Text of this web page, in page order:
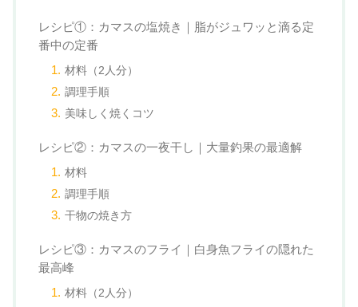
レシピ①：カマスの塩焼き｜脂がジュワッと滴る定
番中の定番
材料（2人分）
調理手順
美味しく焼くコツ
レシピ②：カマスの一夜干し｜大量釣果の最適解
材料
調理手順
干物の焼き方
レシピ③：カマスのフライ｜白身魚フライの隠れた
最高峰
材料（2人分）